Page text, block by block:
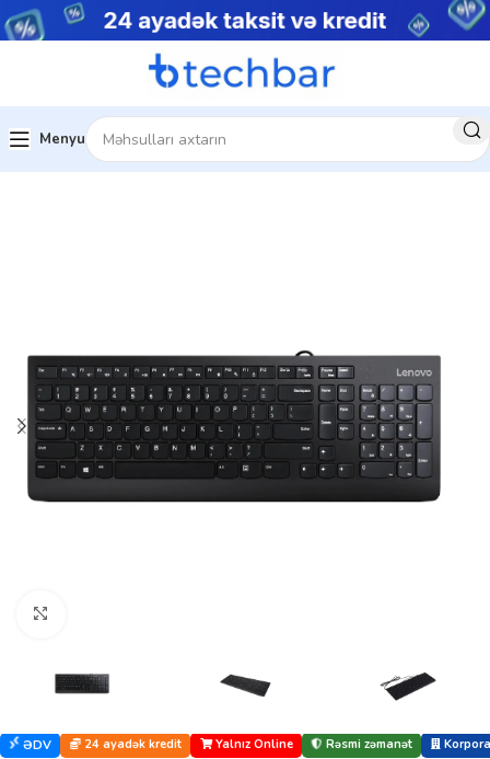
Menyu
Ev Kompüter aksesuarları Klaviaturalar
ƏDV 24 ayadək kredit Yalnız Online Rəsmi zəmanət